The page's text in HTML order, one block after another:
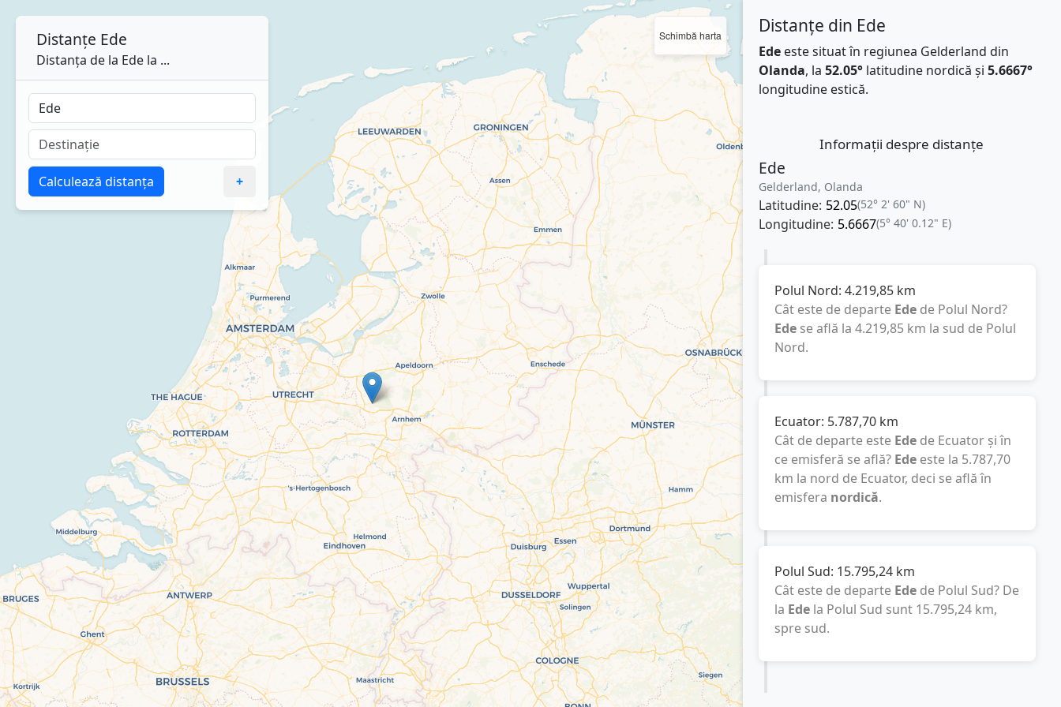
Schimbă harta Distanțe din Ede
Edeeste situat în regiunea Gelderland din
Olanda, la 52.05°latitudine nordică și 5.6667°
longitudine estică.
Informații despre distanțe
Ede
Gelderland, Olanda
Latitudine: 52.05(52° 2' 60" N)
Longitudine: 5.6667(5° 40' 0.12" E)
Polul Nord: 4.219,85 km
Cât este de departe Edede Polul Nord?
Edese află la 4.219,85 km la sud de Polul
Nord.
Ecuator: 5.787,70 km
Cât de departe este Edede Ecuator și în
ce emisferă se află? Edeeste la 5.787,70
km la nord de Ecuator, deci se află în
emisfera nordică.
Polul Sud: 15.795,24 km
Cât este de departe Edede Polul Sud? De
la Edela Polul Sud sunt 15.795,24 km,
spre sud.
Distanțe Ede
Distanța de la Ede la ...
Calculează distanța +